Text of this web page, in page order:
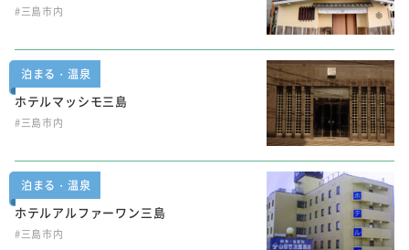
#三島市内
泊まる・温泉
ホテルマッシモ三島
#三島市内
泊まる・温泉
ホテルアルファーワン三島
#三島市内